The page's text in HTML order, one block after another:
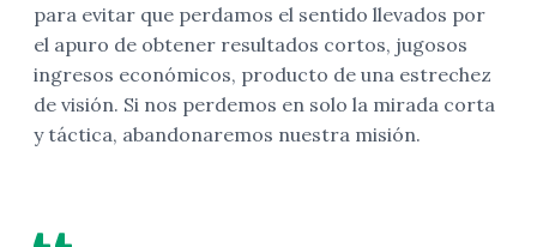
para evitar que perdamos el sentido llevados por
el apuro de obtener resultados cortos, jugosos
ingresos económicos, producto de una estrechez
de visión. Si nos perdemos en solo la mirada corta
y táctica, abandonaremos nuestra misión.